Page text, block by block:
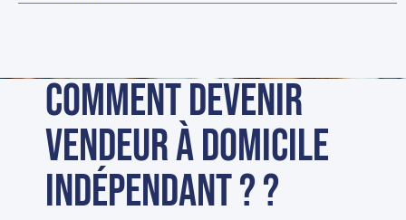
Comment devenir
vendeur à domicile
indépendant ? ?